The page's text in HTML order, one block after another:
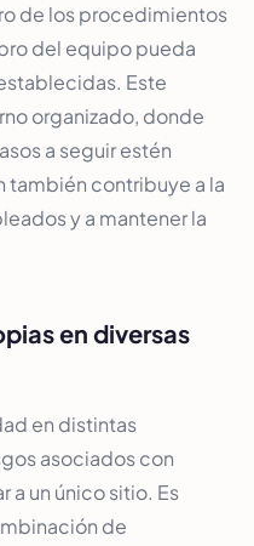
de los procedimientos
del equipo pueda
Este
organizado, donde
a seguir estén
contribuye a la
y a mantener la
en diversas
en distintas
asociados con
a un único sitio. Es
de